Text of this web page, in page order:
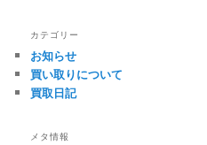
カテゴリー
お知らせ
買い取りについて
買取日記
メタ情報